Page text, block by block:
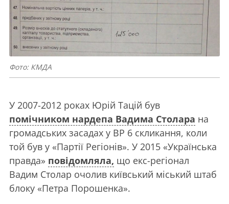
Фото: КМДА
У 2007-2012 роках Юрій Тацій був
помічником нардепа Вадима Столара на
громадських засадах у ВР 6 скликання, коли
той був у «Партії Регіонів». У 2015 «Українська
правда» повідомляла, що екс-регіонал
Вадим Столар очолив київський міський штаб
блоку «Петра Порошенка».